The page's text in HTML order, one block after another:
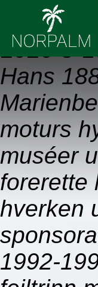
2026-8-
Hans
moturs
muséer
forerette
hverken
1992-